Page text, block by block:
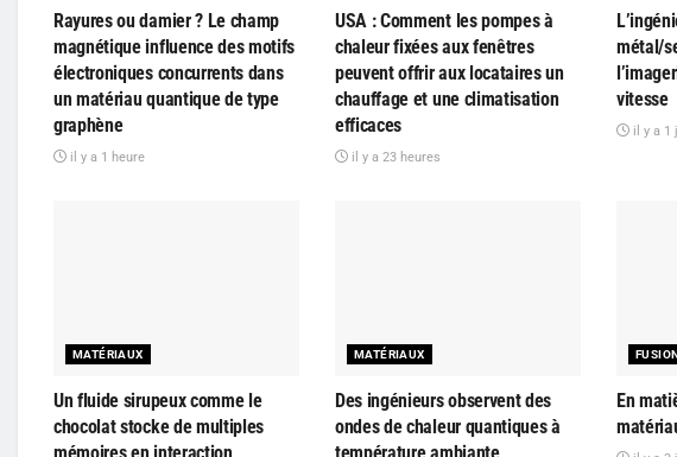
Rayures ou damier ? Le champ
magnétique influence des motifs
électroniques concurrents dans
un matériau quantique de type
graphène
il y a 1 heure
USA : Comment les pompes à
chaleur fixées aux fenêtres
peuvent offrir aux locataires un
chauffage et une climatisation
efficaces
il y a 23 heures
métal/
vitesse
il y a 1
MATÉRIAUX
Un fluide sirupeux comme le
chocolat stocke de multiples
MATÉRIAUX
Des ingénieurs observent des
ondes de chaleur quantiques à
FUSION
En